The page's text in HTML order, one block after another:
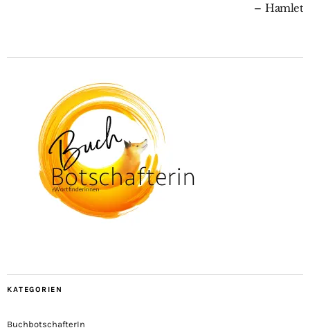
Hamlet
KATEGORIEN
BuchbotschafterIn